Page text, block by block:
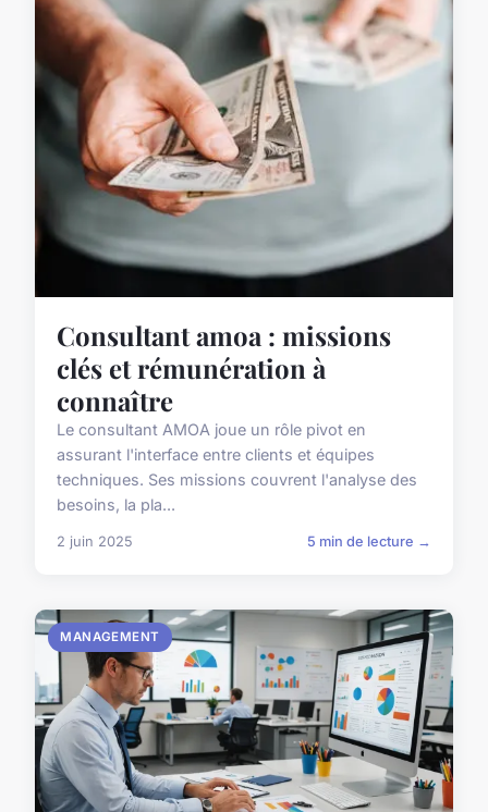
Consultant amoa : missions
clés et rémunération à
connaître
Le consultant AMOA joue un rôle pivot en
assurant l'interface entre clients et équipes
techniques. Ses missions couvrent l'analyse des
besoins, la pla...
2 juin 2025 5 min de lecture →
MANAGEMENT